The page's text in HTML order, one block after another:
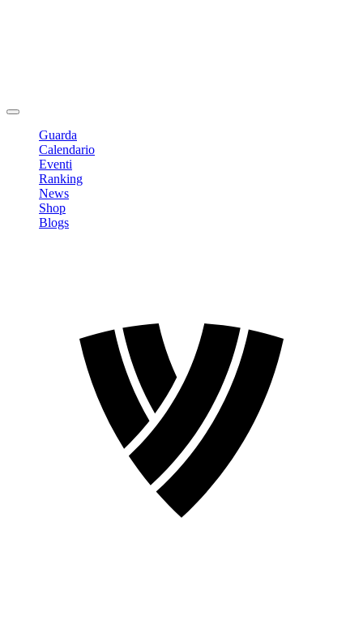
Guarda
Calendario
Eventi
Ranking
News
Shop
Blogs